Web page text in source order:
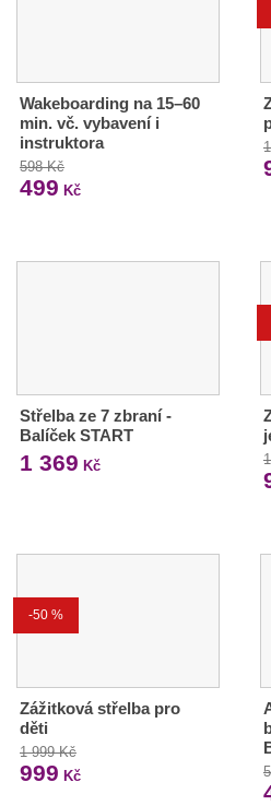
Wakeboarding na 15–60
min. vč. vybavení i
instruktora
598 Kč
499 Kč
Střelba ze 7 zbraní -
Balíček START
1 369 Kč
-50 %
Zážitková střelba pro
děti
1 999 Kč
999 Kč